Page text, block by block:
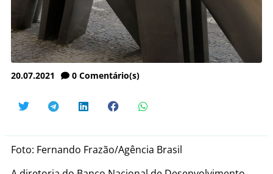
20.07.2021 0 Comentário(s)
Foto: Fernando Frazão/Agência Brasil